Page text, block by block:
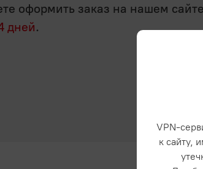
оформить заказ на нашем
дней.
VPN-
к сайту,